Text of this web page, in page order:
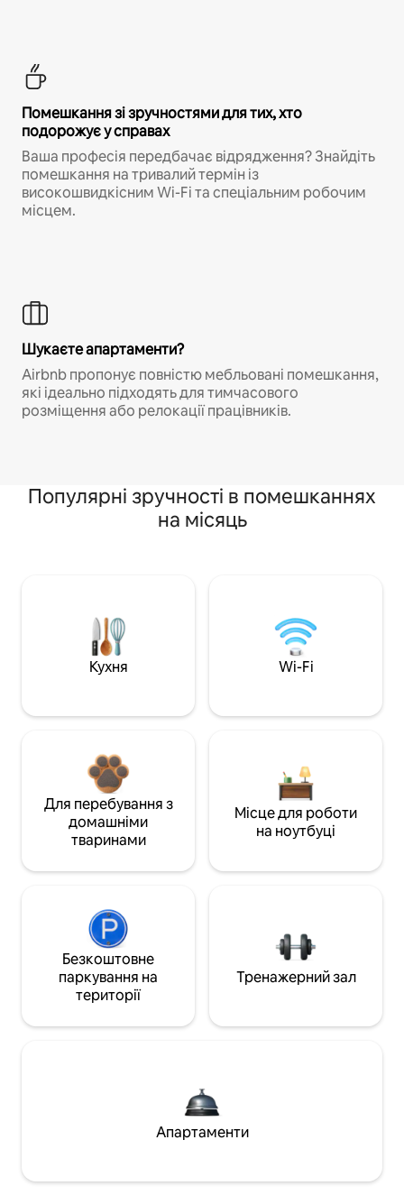
Помешкання зі зручностями для тих, хто
подорожує у справах
Ваша професія передбачає відрядження? Знайдіть
помешкання на тривалий термін із
високошвидкісним Wi-Fi та спеціальним робочим
місцем.
Шукаєте апартаменти?
Airbnb пропонує повністю мебльовані помешкання,
які ідеально підходять для тимчасового
розміщення або релокації працівників.
Популярні зручності в помешканнях
на місяць
Кухня Wi-Fi
Для перебування з
домашніми
тваринами
Місце для роботи
на ноутбуці
Безкоштовне
паркування на
території
Тренажерний зал
Апартаменти